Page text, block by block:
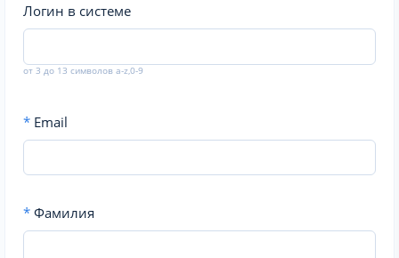
Логин в системе
от 3 до 13 символов a-z,0-9
* Email
* Фамилия